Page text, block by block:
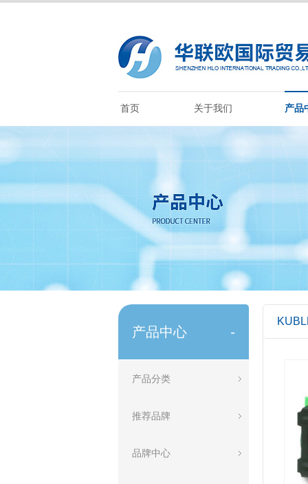
首页 关于我们 产品
产品中心 -
产品分类
推荐品牌
品牌中心